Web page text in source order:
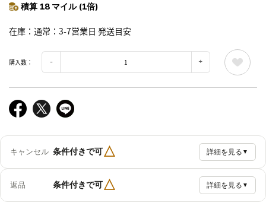
積算 18 マイル (1倍)
在庫 通常：3-7営業日 発送目安
購入数：
キャンセル 条件付きで可△ 詳細を見る ▼
返品 条件付きで可△ 詳細を見る ▼